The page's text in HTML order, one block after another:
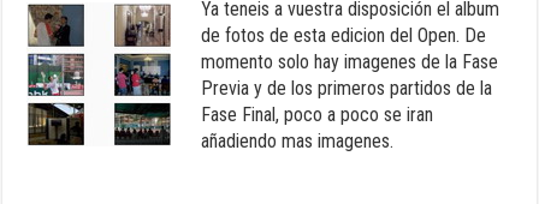
Ya teneis a vuestra disposición el album
de fotos de esta edicion del Open. De
momento solo hay imagenes de la Fase
Previa y de los primeros partidos de la
Fase Final, poco a poco se iran
añadiendo mas imagenes.